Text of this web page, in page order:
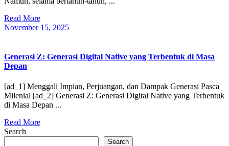
Read MoreRead
More
November 15, 2025November
Generasi Z: Generasi Digital Native yang Terbentuk di Masa
Depan
[ad_1] Menggali Impian, Perjuangan, dan Dampak Generasi Pasca
Milenial [ad_2] Generasi Z: Generasi Digital Native yang Terbentuk
di Masa Depan ...
Read MoreRead
Search
Search